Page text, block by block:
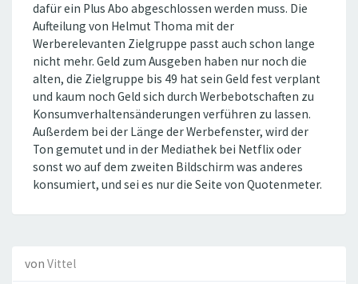
dafür ein Plus Abo abgeschlossen werden muss. Die
Aufteilung von Helmut Thoma mit der
Werberelevanten Zielgruppe passt auch schon lange
nicht mehr. Geld zum Ausgeben haben nur noch die
alten, die Zielgruppe bis 49 hat sein Geld fest verplant
und kaum noch Geld sich durch Werbebotschaften zu
Konsumverhaltensänderungen verführen zu lassen.
Außerdem bei der Länge der Werbefenster, wird der
Ton gemutet und in der Mediathek bei Netflix oder
sonst wo auf dem zweiten Bildschirm was anderes
konsumiert, und sei es nur die Seite von Quotenmeter.
von Vittel